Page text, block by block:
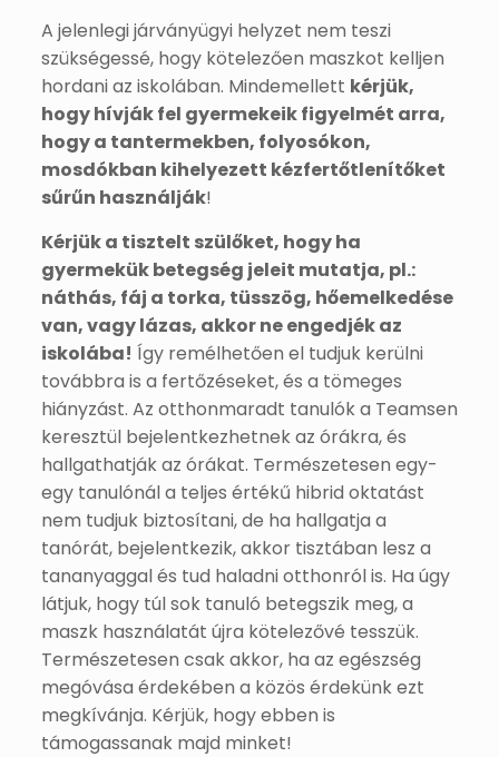
A jelenlegi járványügyi helyzet nem teszi
szükségessé, hogy kötelezően maszkot kelljen
hordani az iskolában. Mindemellett kérjük,
hogy hívják fel gyermekeik figyelmét arra,
hogy a tantermekben, folyosókon,
mosdókban kihelyezett kézfertőtlenítőket
sűrűn használják!
Kérjük a tisztelt szülőket, hogy ha
gyermekük betegség jeleit mutatja, pl.:
náthás, fáj a torka, tüsszög, hőemelkedése
van, vagy lázas, akkor ne engedjék az
iskolába! Így remélhetően el tudjuk kerülni
továbbra is a fertőzéseket, és a tömeges
hiányzást. Az otthonmaradt tanulók a Teamsen
keresztül bejelentkezhetnek az órákra, és
hallgathatják az órákat. Természetesen egy-
egy tanulónál a teljes értékű hibrid oktatást
nem tudjuk biztosítani, de ha hallgatja a
tanórát, bejelentkezik, akkor tisztában lesz a
tananyaggal és tud haladni otthonról is. Ha úgy
látjuk, hogy túl sok tanuló betegszik meg, a
maszk használatát újra kötelezővé tesszük.
Természetesen csak akkor, ha az egészség
megóvása érdekében a közös érdekünk ezt
megkívánja. Kérjük, hogy ebben is
támogassanak majd minket!